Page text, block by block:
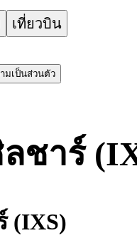
เที่ยวบิน
มเป็นส่วนตัว
ชาร์
(IXS)